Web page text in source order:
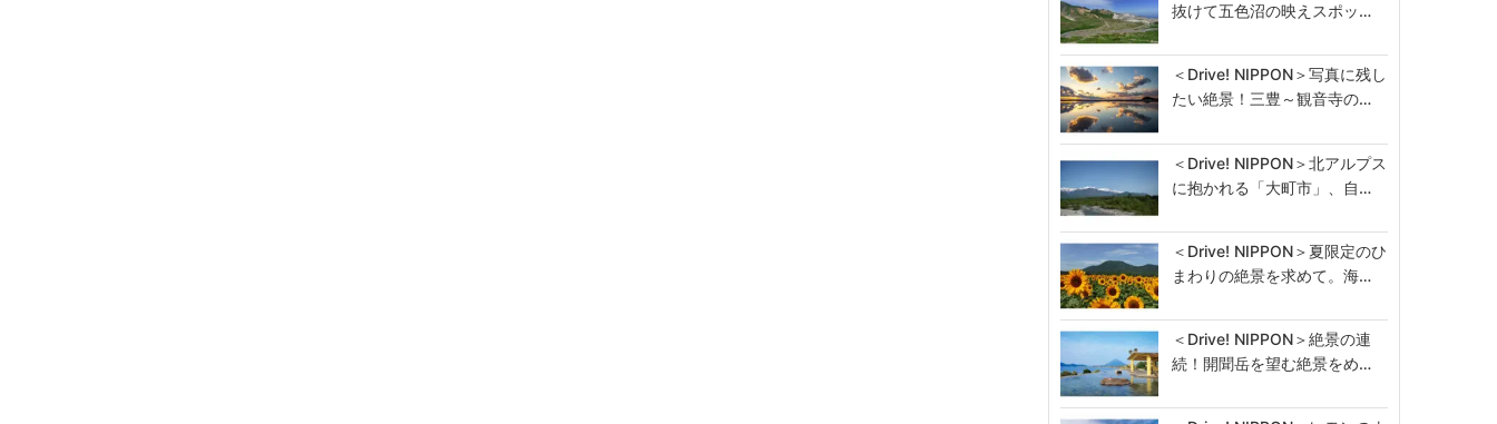
抜けて五色沼の映えスポッ…
＜Drive! NIPPON＞写真に残し
たい絶景！三豊～観音寺の…
＜Drive! NIPPON＞北アルプス
に抱かれる「大町市」、自…
＜Drive! NIPPON＞夏限定のひ
まわりの絶景を求めて。海…
＜Drive! NIPPON＞絶景の連
続！開聞岳を望む絶景をめ…